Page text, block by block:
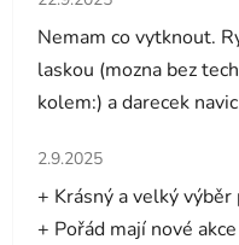
Nemam co vytknout.
laskou (mozna bez
kolem:) a darecek
Hodnocení obchodu je
2.9.2025
+ Krásný a velký
+ Pořád mají nové